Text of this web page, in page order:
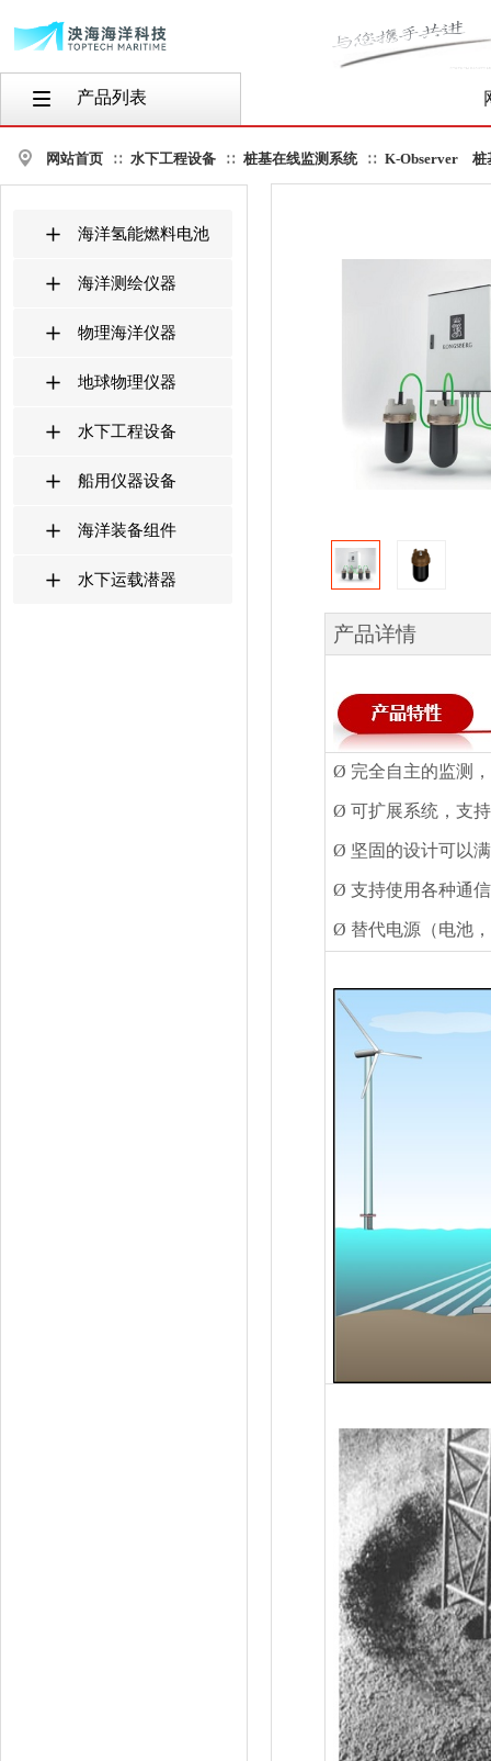
按钮文本
产品列表
网站首页 ∷ 水下工程设备 ∷ 桩基在线监测系统 ∷ K-Observer 桩
产品详情
Ø 完全自主的监测
Ø 可扩展系统，支
Ø 坚固的设计可以
Ø 支持使用各种通
Ø 替代电源（电池
海洋氢能燃料电池
海洋测绘仪器
物理海洋仪器
地球物理仪器
水下工程设备
船用仪器设备
海洋装备组件
水下运载潜器